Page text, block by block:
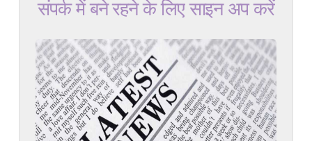
संपर्क में बने रहने के लिए साइन अप करें